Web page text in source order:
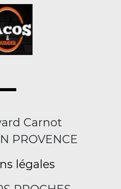
Carnot
PROVENCE
légales